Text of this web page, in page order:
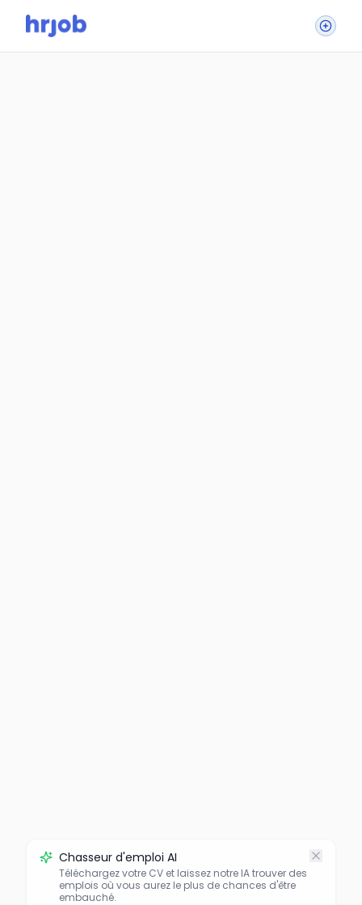
Chasseur d'emploi AI
Téléchargez votre CV et laissez notre IA trouver des
emplois où vous aurez le plus de chances d'être
embauché.